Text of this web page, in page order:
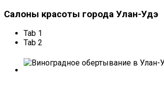
Салоны красоты города Улан-Удэ
Tab 1
Tab 2